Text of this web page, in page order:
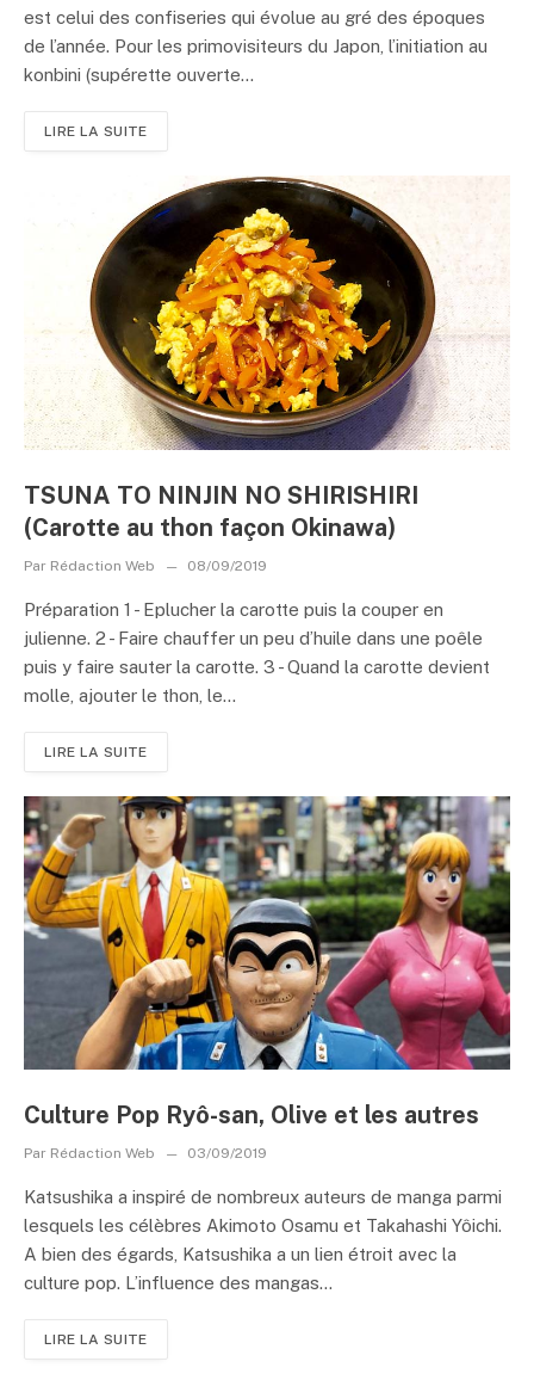
est celui des confiseries qui évolue au gré des époques
de l’année. Pour les primovisiteurs du Japon, l’initiation au
konbini (supérette ouverte...
LIRE LA SUITE
TSUNA TO NINJIN NO SHIRISHIRI
(Carotte au thon façon Okinawa)
Par Rédaction Web 08/09/2019
Préparation 1 - Eplucher la carotte puis la couper en
julienne. 2 - Faire chauffer un peu d’huile dans une poêle
puis y faire sauter la carotte. 3 - Quand la carotte devient
molle, ajouter le thon, le...
LIRE LA SUITE
Culture Pop Ryô-san, Olive et les autres
Par Rédaction Web 03/09/2019
Katsushika a inspiré de nombreux auteurs de manga parmi
lesquels les célèbres Akimoto Osamu et Takahashi Yôichi.
A bien des égards, Katsushika a un lien étroit avec la
culture pop. L’influence des mangas...
LIRE LA SUITE